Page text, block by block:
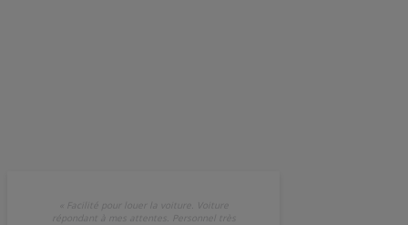
Facilité pour louer la voiture. Voiture
répondant à mes attentes. Personnel très